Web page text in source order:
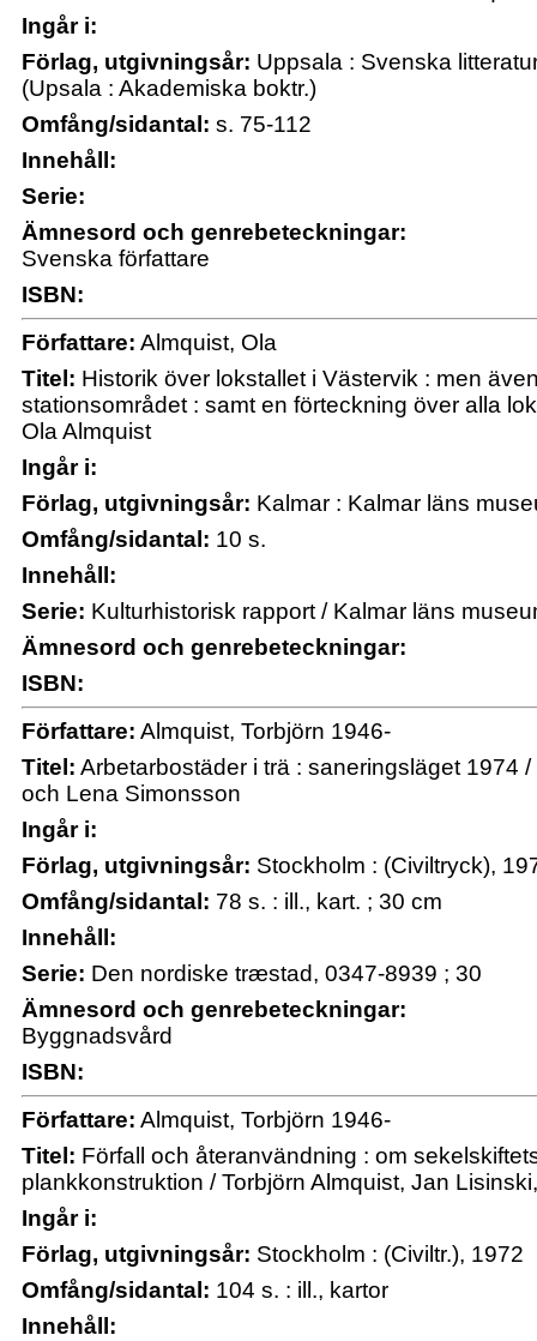
Ingår i:
Förlag, utgivningsår: Uppsala : Svenska
(Upsala : Akademiska boktr.)
Omfång/sidantal: s. 75-112
Innehåll:
Serie:
Ämnesord och genrebeteckningar:
Svenska författare
ISBN:
Författare: Almquist, Ola
Titel: Historik över lokstallet i Västervik : men
stationsområdet : samt en förteckning över alla
Ola Almquist
Ingår i:
Förlag, utgivningsår: Kalmar : Kalmar läns
Omfång/sidantal: 10 s.
Innehåll:
Serie: Kulturhistorisk rapport / Kalmar läns
Ämnesord och genrebeteckningar:
ISBN:
Författare: Almquist, Torbjörn 1946-
Titel: Arbetarbostäder i trä : saneringsläget 1974
och Lena Simonsson
Ingår i:
Förlag, utgivningsår: Stockholm : (Civiltryck),
Omfång/sidantal: 78 s. : ill., kart. ; 30 cm
Innehåll:
Serie: Den nordiske træstad, 0347-8939 ; 30
Ämnesord och genrebeteckningar:
Byggnadsvård
ISBN:
Författare: Almquist, Torbjörn 1946-
Titel: Förfall och återanvändning : om
plankkonstruktion / Torbjörn Almquist, Jan
Ingår i:
Förlag, utgivningsår: Stockholm : (Civiltr.), 1972
Omfång/sidantal: 104 s. : ill., kartor
Innehåll: